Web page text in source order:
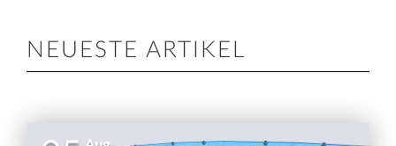
NEUESTE ARTIKEL